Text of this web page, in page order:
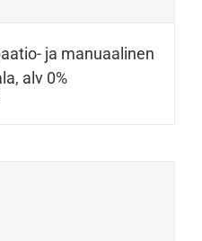
ja manuaalinen
alv 0%